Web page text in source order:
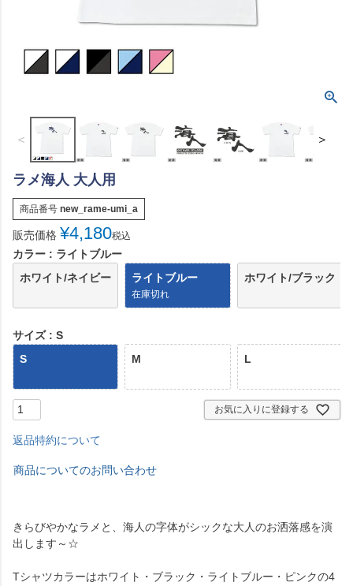
＜ ＞
ラメ海人 大人用
商品番号 new_rame-umi_a
販売価格 ¥4,180税込
カラー
ライトブルー
ホワイト/ネイビー
ライトブルー
在庫切れ
ホワイト/ブラック
サイズ
S
S
M L
お気に入りに登録する
返品特約について
商品についてのお問い合わせ
きらびやかなラメと、海人の字体がシックな大人のお洒落感を演
出します～☆
Tシャツカラーはホワイト・ブラック・ライトブルー・ピンクの4